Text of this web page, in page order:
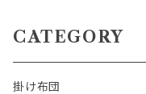
CATEGORY
掛け布団